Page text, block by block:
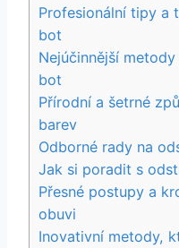
Profesionální tipy a
bot
Nejúčinnější
bot
Přírodní a šetrné
barev
Odborné rady na
Jak si poradit s
Přesné postupy a⁤
obuvi
Inovativní⁢ metody,‌